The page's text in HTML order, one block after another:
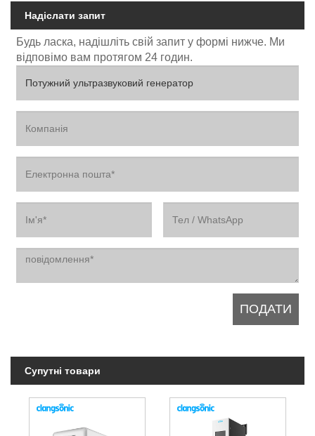
Надіслати запит
Будь ласка, надішліть свій запит у формі нижче. Ми
відповімо вам протягом 24 годин.
Супутні товари